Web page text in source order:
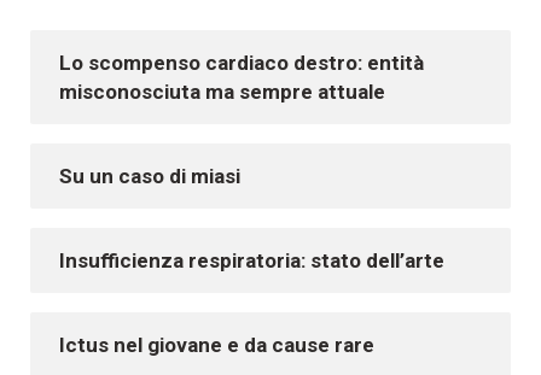
Lo scompenso cardiaco destro: entità
misconosciuta ma sempre attuale
Su un caso di miasi
Insufficienza respiratoria: stato dell’arte
Ictus nel giovane e da cause rare